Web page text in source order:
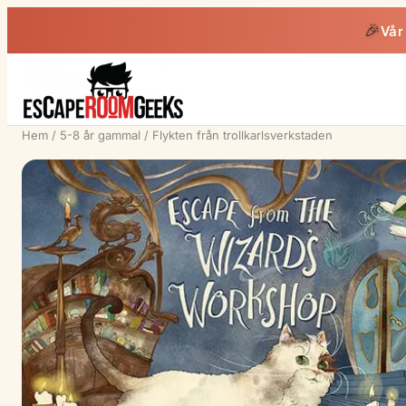
🎉
Hem / 5-8 år gammal / Flykten från trollkarlsverkstaden